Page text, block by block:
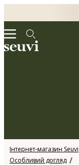
Інтернет-магазин Seuvi
Особливий догляд